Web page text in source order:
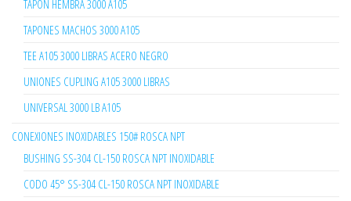
TAPÓN HEMBRA 3000 A105
TAPONES MACHOS 3000 A105
TEE A105 3000 LIBRAS ACERO NEGRO
UNIONES CUPLING A105 3000 LIBRAS
UNIVERSAL 3000 LB A105
CONEXIONES INOXIDABLES 150# ROSCA NPT
BUSHING SS-304 CL-150 ROSCA NPT INOXIDABLE
CODO 45° SS-304 CL-150 ROSCA NPT INOXIDABLE